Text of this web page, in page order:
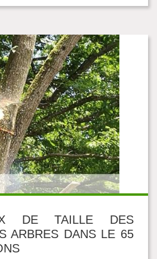
DE TAILLE DES
ARBRES DANS LE 65